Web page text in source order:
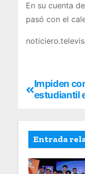
En su cuenta de
pasó con el
Impiden
estudiantil
Entrada